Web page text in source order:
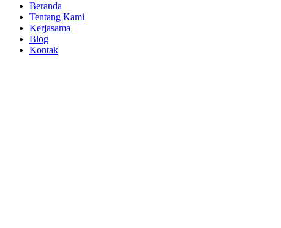
Beranda
Tentang Kami
Kerjasama
Blog
Kontak